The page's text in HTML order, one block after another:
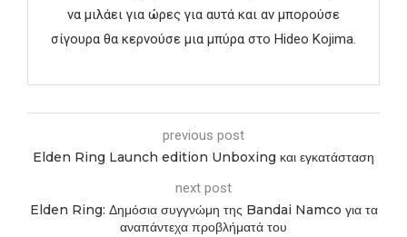
να μιλάει για ώρες για αυτά και αν μπορούσε
σίγουρα θα κερνούσε μια μπύρα στο Hideo Kojima.
previous post
Elden Ring Launch edition Unboxing και εγκατάσταση
next post
Elden Ring: Δημόσια συγγνώμη της Bandai Namco για τα
αναπάντεχα προβλήματά του